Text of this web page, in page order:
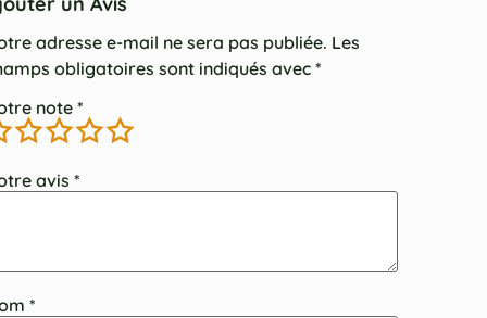
adresse e-mail ne sera pas publiée. Les
obligatoires sont indiqués avec *
note*
avis *
*